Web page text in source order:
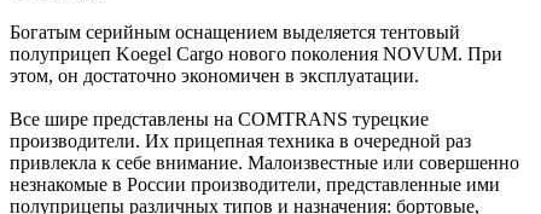
Богатым серийным оснащением выделяется тентовый
полуприцеп Koegel Cargo нового поколения NOVUM. При
этом, он достаточно экономичен в эксплуатации.
Все шире представлены на COMTRANS турецкие
производители. Их прицепная техника в очередной раз
привлекла к себе внимание. Малоизвестные или совершенно
незнакомые в России производители, представленные ими
полуприцепы различных типов и назначения: бортовые,